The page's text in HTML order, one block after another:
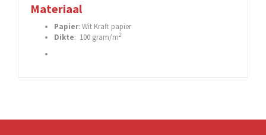
Materiaal
Papier: Wit Kraft papier
Dikte: 100 gram/m2